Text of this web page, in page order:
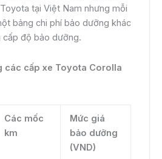
tại Việt Nam nhưng mỗi
bảng chi phí bảo dưỡng khác
độ bảo dưỡng.
các cấp xe Toyota Corolla
Các mốc
km
Mức giá
bảo dưỡng
(VND)